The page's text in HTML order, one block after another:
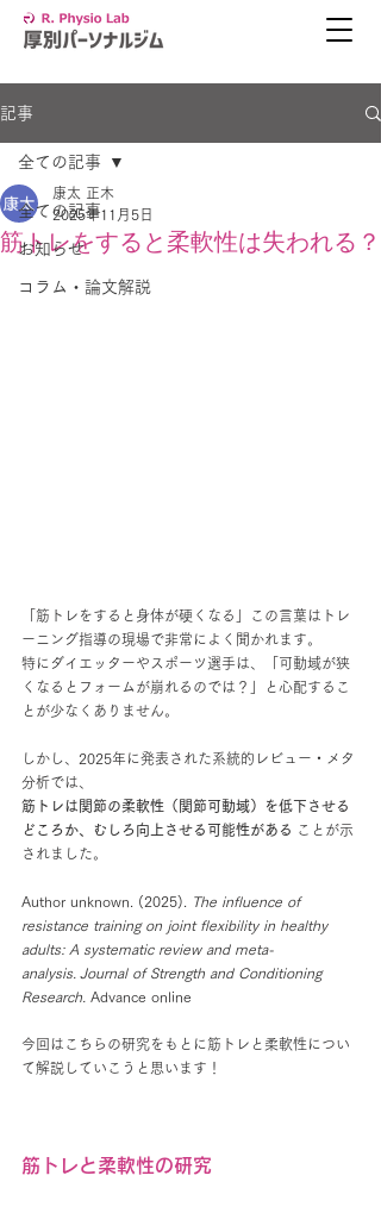
記事
全ての記事
お知らせ
コラム・論文解説
全ての記事
筋トレをすると柔軟性は失われる？
康太 正木
2025年11月5日
「筋トレをすると身体が硬くなる」この言葉はトレ
ーニング指導の現場で非常によく聞かれます。
特にダイエッターやスポーツ選手は、「可動域が狭
くなるとフォームが崩れるのでは？」と心配するこ
とが少なくありません。
しかし、2025年に発表された系統的レビュー・メタ
分析では、
筋トレは関節の柔軟性（関節可動域）を低下させる
どころか、むしろ向上させる可能性がある ことが示
されました。
Author unknown. (2025).
The influence of
resistance training on joint flexibility in healthy
adults: A systematic review and meta-
analysis.
Journal of Strength and Conditioning
Research.
Advance online
今回はこちらの研究をもとに筋トレと柔軟性につい
て解説していこうと思います！
筋トレと柔軟性の研究